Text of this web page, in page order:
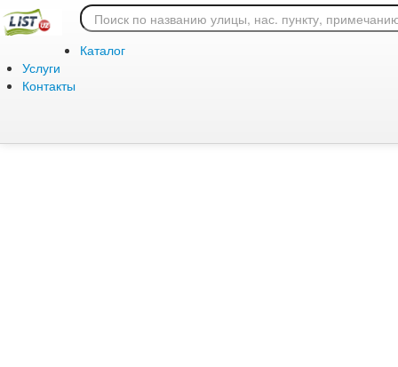
Каталог
Услуги
Контакты
Ошибка 404: страница